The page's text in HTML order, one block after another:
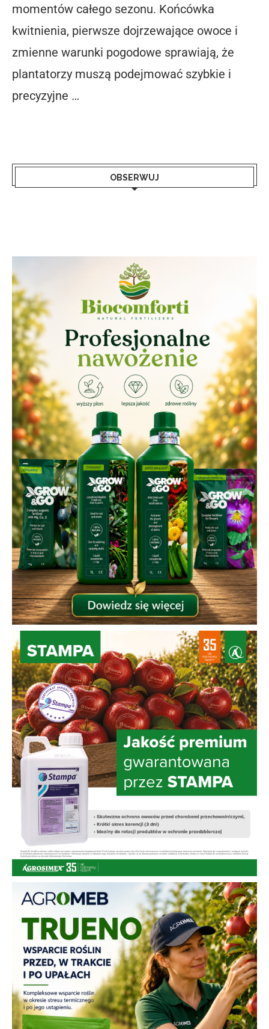
momentów całego sezonu. Końcówka
kwitnienia, pierwsze dojrzewające owoce i
zmienne warunki pogodowe sprawiają, że
plantatorzy muszą podejmować szybkie i
precyzyjne …
OBSERWUJ